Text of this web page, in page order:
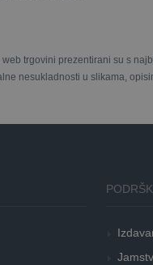
trgovini prezentirani su s
nesukladnosti u slikama,